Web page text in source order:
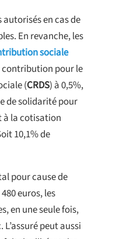
en cas de
En revanche, les
sociale
contribution pour le
(CRDS) à 0,5%,
de solidarité pour
à la cotisation
10,1% de
pour cause de
euros, les
en une seule fois,
peut aussi